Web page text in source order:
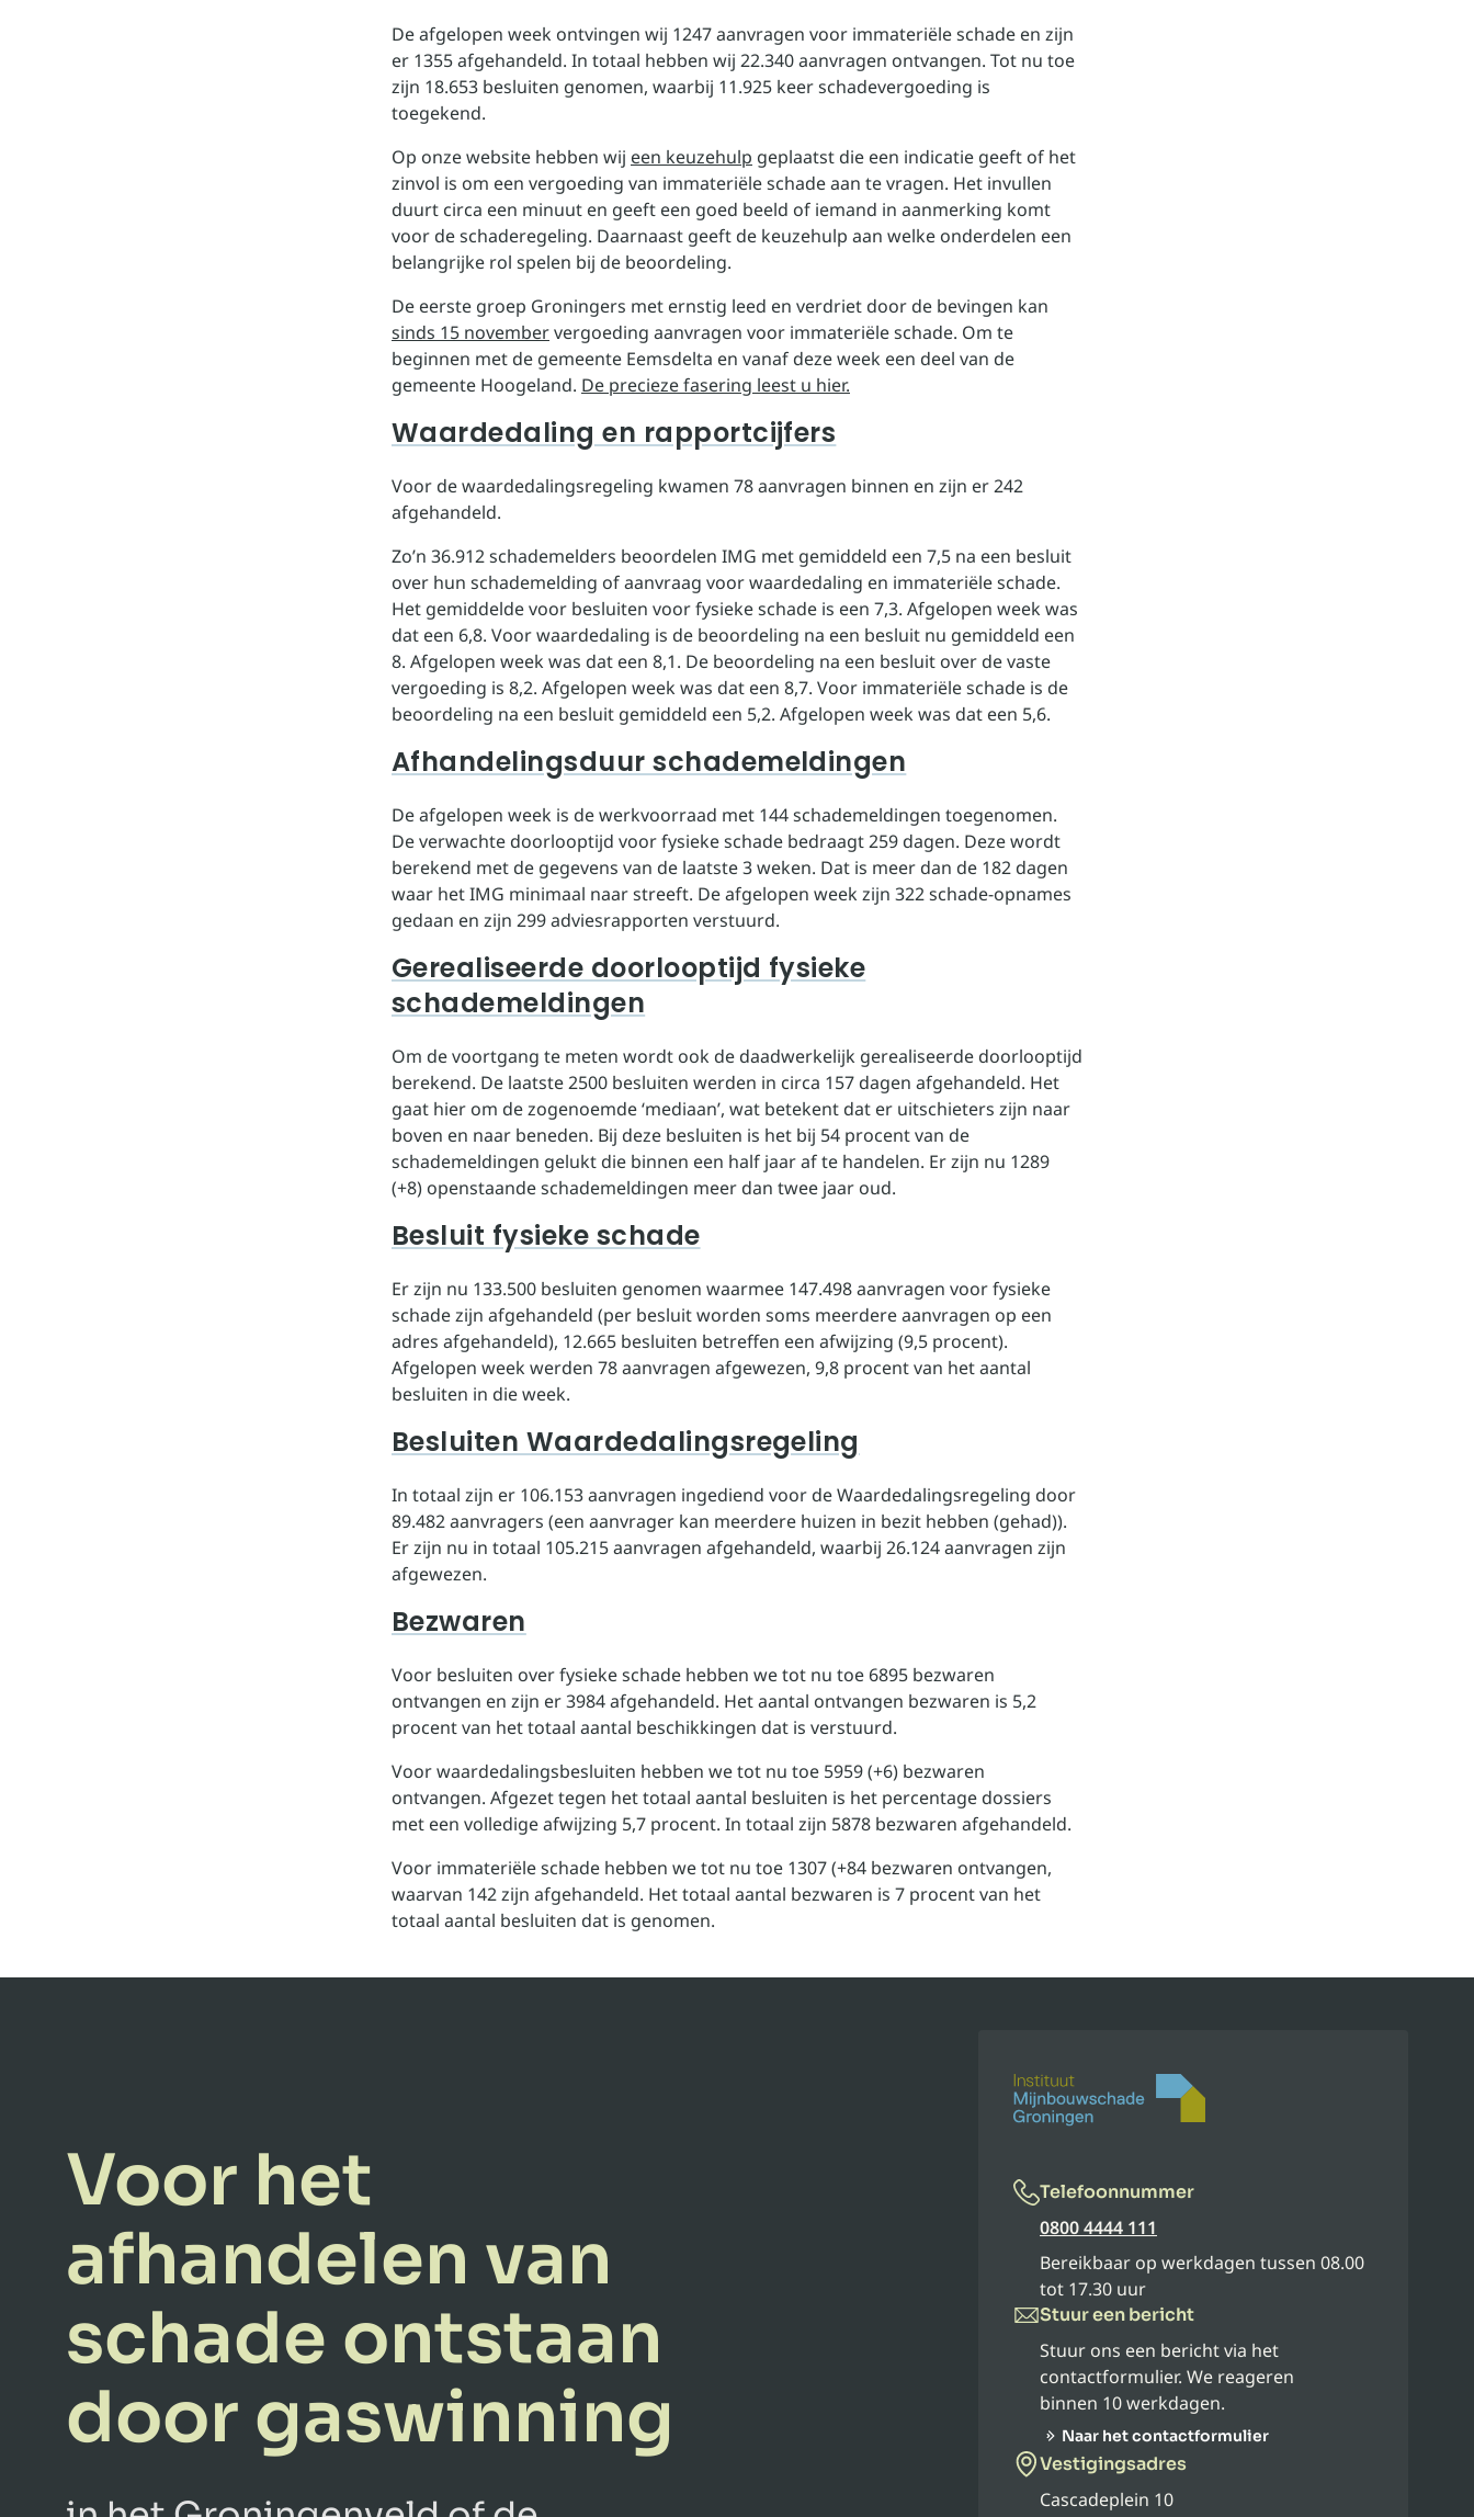
De afgelopen week ontvingen wij 1247 aanvragen voor immateriële schade en zijn
er 1355 afgehandeld. In totaal hebben wij 22.340 aanvragen ontvangen. Tot nu toe
zijn 18.653 besluiten genomen, waarbij 11.925 keer schadevergoeding is
toegekend.
Op onze website hebben wij een keuzehulp geplaatst die een indicatie geeft of het
zinvol is om een vergoeding van immateriële schade aan te vragen. Het invullen
duurt circa een minuut en geeft een goed beeld of iemand in aanmerking komt
voor de schaderegeling. Daarnaast geeft de keuzehulp aan welke onderdelen een
belangrijke rol spelen bij de beoordeling.
De eerste groep Groningers met ernstig leed en verdriet door de bevingen kan
sinds 15 novembervergoeding aanvragen voor immateriële schade. Om te
beginnen met de gemeente Eemsdelta en vanaf deze week een deel van de
gemeente Hoogeland. De precieze fasering leest u hier.
Waardedaling en rapportcijfers
Voor de waardedalingsregeling kwamen 78 aanvragen binnen en zijn er 242
afgehandeld.
Zo’n 36.912 schademelders beoordelen IMG met gemiddeld een 7,5 na een besluit
over hun schademelding of aanvraag voor waardedaling en immateriële schade.
Het gemiddelde voor besluiten voor fysieke schade is een 7,3. Afgelopen week was
dat een 6,8. Voor waardedaling is de beoordeling na een besluit nu gemiddeld een
8. Afgelopen week was dat een 8,1. De beoordeling na een besluit over de vaste
vergoeding is 8,2. Afgelopen week was dat een 8,7. Voor immateriële schade is de
beoordeling na een besluit gemiddeld een 5,2. Afgelopen week was dat een 5,6.
Afhandelingsduur schademeldingen
De afgelopen week is de werkvoorraad met 144 schademeldingen toegenomen.
De verwachte doorlooptijd voor fysieke schade bedraagt 259 dagen. Deze wordt
berekend met de gegevens van de laatste 3 weken. Dat is meer dan de 182 dagen
waar het IMG minimaal naar streeft. De afgelopen week zijn 322 schade-opnames
gedaan en zijn 299 adviesrapporten verstuurd.
Gerealiseerde doorlooptijd fysieke
schademeldingen
Om de voortgang te meten wordt ook de daadwerkelijk gerealiseerde doorlooptijd
berekend. De laatste 2500 besluiten werden in circa 157 dagen afgehandeld. Het
gaat hier om de zogenoemde ‘mediaan’, wat betekent dat er uitschieters zijn naar
boven en naar beneden. Bij deze besluiten is het bij 54 procent van de
schademeldingen gelukt die binnen een half jaar af te handelen. Er zijn nu 1289
(+8) openstaande schademeldingen meer dan twee jaar oud.
Besluit fysieke schade
Er zijn nu 133.500 besluiten genomen waarmee 147.498 aanvragen voor fysieke
schade zijn afgehandeld (per besluit worden soms meerdere aanvragen op een
adres afgehandeld), 12.665 besluiten betreffen een afwijzing (9,5 procent).
Afgelopen week werden 78 aanvragen afgewezen, 9,8 procent van het aantal
besluiten in die week.
Besluiten Waardedalingsregeling
In totaal zijn er 106.153 aanvragen ingediend voor de Waardedalingsregeling door
89.482 aanvragers (een aanvrager kan meerdere huizen in bezit hebben (gehad)).
Er zijn nu in totaal 105.215 aanvragen afgehandeld, waarbij 26.124 aanvragen zijn
afgewezen.
Bezwaren
Voor besluiten over fysieke schade hebben we tot nu toe 6895 bezwaren
ontvangen en zijn er 3984 afgehandeld. Het aantal ontvangen bezwaren is 5,2
procent van het totaal aantal beschikkingen dat is verstuurd.
Voor waardedalingsbesluiten hebben we tot nu toe 5959 (+6) bezwaren
ontvangen. Afgezet tegen het totaal aantal besluiten is het percentage dossiers
met een volledige afwijzing 5,7 procent. In totaal zijn 5878 bezwaren afgehandeld.
Voor immateriële schade hebben we tot nu toe 1307 (+84 bezwaren ontvangen,
waarvan 142 zijn afgehandeld. Het totaal aantal bezwaren is 7 procent van het
totaal aantal besluiten dat is genomen.
Voor het
afhandelen van
schade ontstaan
door gaswinning
Telefoonnummer
0800 4444 111
Bereikbaar op werkdagen tussen 08.00
tot 17.30 uur
Stuur een bericht
Stuur ons een bericht via het
contactformulier. We reageren
binnen 10 werkdagen.
Naar het contactformulier
Vestigingsadres
Cascadeplein 10